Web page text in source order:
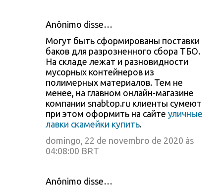
Anônimo disse…
Могут быть сформированы поставки
баков для разрозненного сбора ТБО.
На складе лежат и разновидности
мусорных контейнеров из
полимерных материалов. Тем не
менее, на главном онлайн-магазине
компании snabtop.ru клиенты сумеют
при этом оформить на сайте уличные
лавки скамейки купить.
domingo, 22 de novembro de 2020 às
04:08:00 BRT
Anônimo disse…